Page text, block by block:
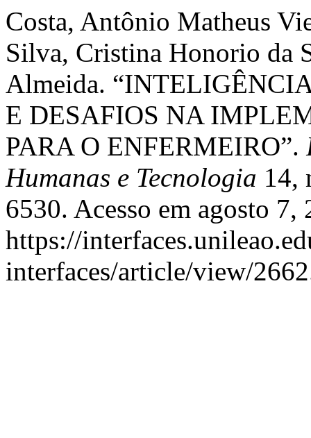
Costa, Antônio Matheus
Silva, Cristina Honorio da
Almeida.
E DESAFIOS NA
PARA O ENFERMEIRO”.
Humanas e Tecnologia 14,
6530. Acesso em agosto 7,
https://
interfaces/article/view/